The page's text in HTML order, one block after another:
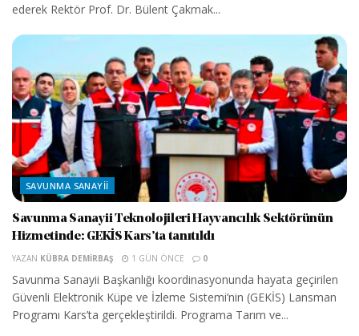
ederek Rektör Prof. Dr. Bülent Çakmak...
SAVUNMA SANAYII
Savunma Sanayii Teknolojileri Hayvancılık Sektörünün
Hizmetinde: GEKİS Kars’ta tanıtıldı
YAZAN KÜBRA DEMIRBAŞ 1 GÜN ÖNCE 0
Savunma Sanayii Başkanlığı koordinasyonunda hayata geçirilen
Güvenli Elektronik Küpe ve İzleme Sistemi’nin (GEKİS) Lansman
Programı Kars’ta gerçekleştirildi. Programa Tarım ve...